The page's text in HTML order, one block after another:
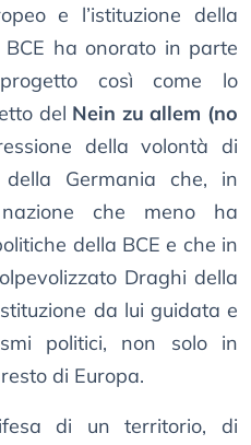
e l’istituzione della
ha onorato in parte
così come lo
del Nein zu allem (no
della volontà di
Germania che, in
che meno ha
della BCE e che in
Draghi della
da lui guidata e
politici, non solo in
di Europa.
di un territorio, di